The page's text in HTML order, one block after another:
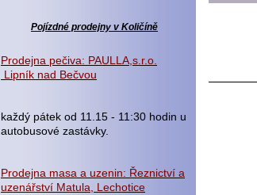
Pojízdné prodejny v Količíně
Prodejna pečiva: PAULLA,s.r.o.
Lipník nad Bečvou
každý pátek od 11.15 - 11:30 hodin u
autobusové zastávky.
Prodejna masa a uzenin: Řeznictví a
uzenářství Matula, Lechotice